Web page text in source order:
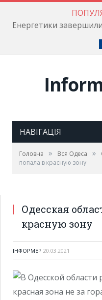
НАВІГАЦІЯ
Головна » Вся Одеса »
попала в красную зону
Одесская
красную зону
ІНФОРМЕР 20.03.2021